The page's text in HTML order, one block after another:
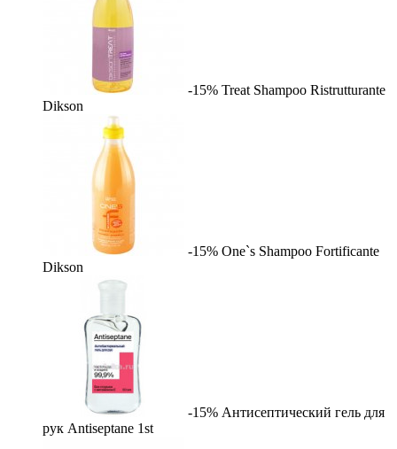
-15% Treat Shampoo Ristrutturante
Dikson
-15% One`s Shampoo Fortificante
Dikson
-15% Антисептический гель для
рук Antiseptane 1st